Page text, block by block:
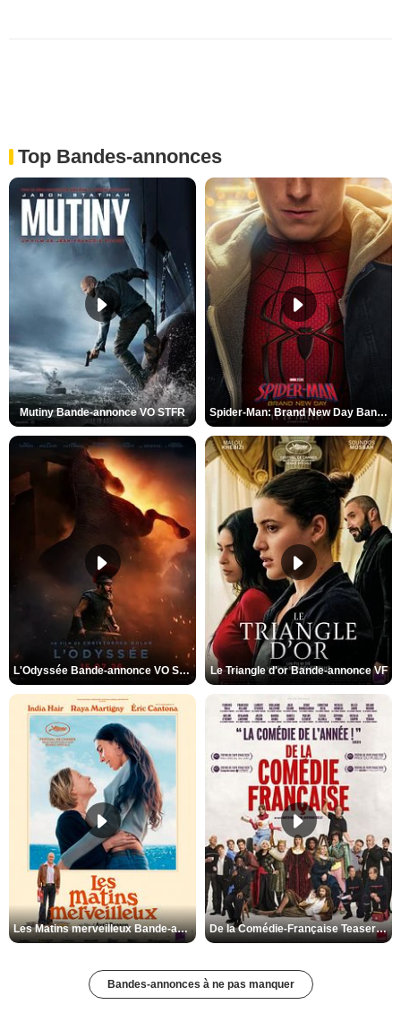
Top Bandes-annonces
Mutiny Bande-annonce VO STFR Spider-Man: Brand New Day Bande-annonce VO STFR
L'Odyssée Bande-annonce VO STFR Le Triangle d'or Bande-annonce VF
Les Matins merveilleux Bande-annonce VF De la Comédie-Française Teaser VF
Bandes-annonces à ne pas manquer